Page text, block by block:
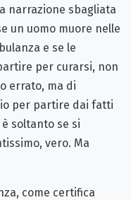
narrazione sbagliata
un uomo muore nelle
e se le
per curarsi, non
errato, ma di
per partire dai fatti
soltanto se si
vero. Ma
come certifica